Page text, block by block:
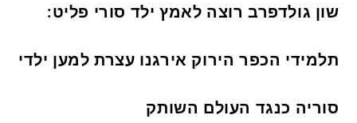
שון גולדפרב רוצה לאמץ ילד סורי פליט:
תלמידי הכפר הירוק אירגנו עצרת למען ילדי
סוריה כנגד העולם השותק